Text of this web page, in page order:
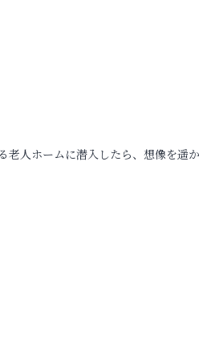
人ホームに潜入したら、想像を遥